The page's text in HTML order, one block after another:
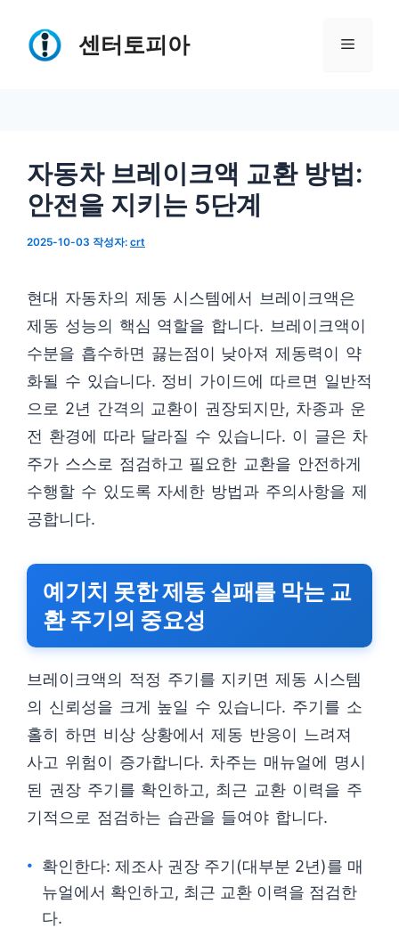
센터토피아 메
자동차 브레이크액 교환 방법:
안전을 지키는 5단계
2025-10-03 작성자: crt
현대 자동차의 제동 시스템에서 브레이크액은
제동 성능의 핵심 역할을 합니다. 브레이크액이
수분을 흡수하면 끓는점이 낮아져 제동력이 약
화될 수 있습니다. 정비 가이드에 따르면 일반적
으로 2년 간격의 교환이 권장되지만, 차종과 운
전 환경에 따라 달라질 수 있습니다. 이 글은 차
주가 스스로 점검하고 필요한 교환을 안전하게
수행할 수 있도록 자세한 방법과 주의사항을 제
공합니다.
예기치 못한 제동 실패를 막는 교
환 주기의 중요성
브레이크액의 적정 주기를 지키면 제동 시스템
의 신뢰성을 크게 높일 수 있습니다. 주기를 소
홀히 하면 비상 상황에서 제동 반응이 느려져
사고 위험이 증가합니다. 차주는 매뉴얼에 명시
된 권장 주기를 확인하고, 최근 교환 이력을 주
기적으로 점검하는 습관을 들여야 합니다.
확인한다: 제조사 권장 주기(대부분 2년)를 매
뉴얼에서 확인하고, 최근 교환 이력을 점검한
다.